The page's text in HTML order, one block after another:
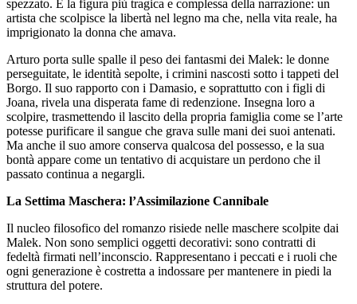
spezzato. È la figura più tragica e complessa della narrazione: un
artista che scolpisce la libertà nel legno ma che, nella vita reale, ha
imprigionato la donna che amava.
Arturo porta sulle spalle il peso dei fantasmi dei Malek: le donne
perseguitate, le identità sepolte, i crimini nascosti sotto i tappeti del
Borgo. Il suo rapporto con i Damasio, e soprattutto con i figli di
Joana, rivela una disperata fame di redenzione. Insegna loro a
scolpire, trasmettendo il lascito della propria famiglia come se l’arte
potesse purificare il sangue che grava sulle mani dei suoi antenati.
Ma anche il suo amore conserva qualcosa del possesso, e la sua
bontà appare come un tentativo di acquistare un perdono che il
passato continua a negargli.
La Settima Maschera: l’Assimilazione Cannibale
Il nucleo filosofico del romanzo risiede nelle maschere scolpite dai
Malek. Non sono semplici oggetti decorativi: sono contratti di
fedeltà firmati nell’inconscio. Rappresentano i peccati e i ruoli che
ogni generazione è costretta a indossare per mantenere in piedi la
struttura del potere.